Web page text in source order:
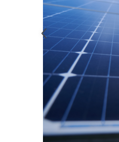
UPS pentru centrale termice si
sisteme de urgenta - acumulator
UPS Calculatoare si Servere
Stabilizatoare Tensiune
PDUs unitati de distributie a
energiei electrice
Cabinete baterii
Acumulatori UPS
Drumetii / Camping